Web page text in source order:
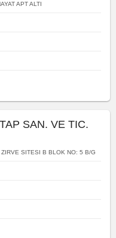
APT ALTI
SAN. VE TIC.
SITESI B BLOK NO: 5 B/G